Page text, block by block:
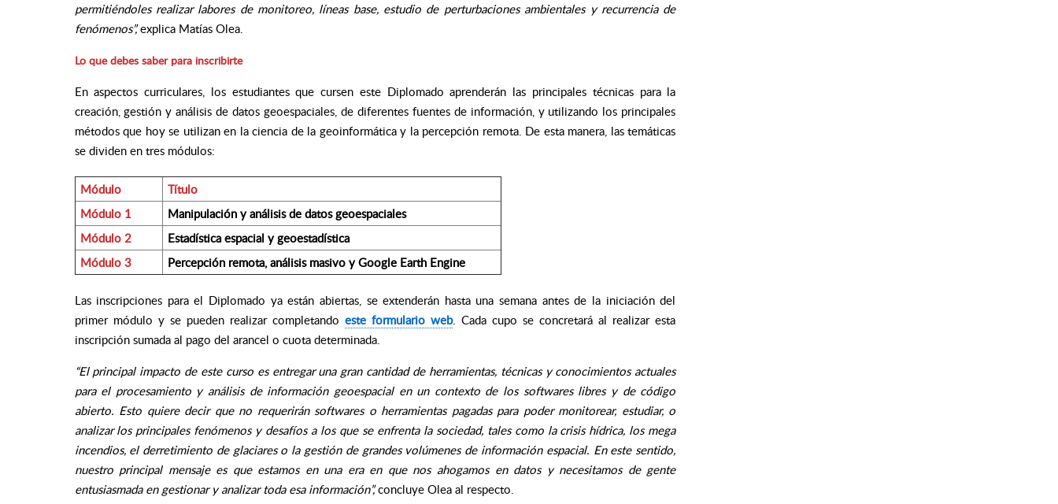
permitiéndoles realizar labores de monitoreo, líneas base, estudio de perturbaciones ambientales y recurrencia de
fenómenos”,explica Matías Olea.
Lo que debes saber para inscribirte
En aspectos curriculares, los estudiantes que cursen este Diplomado aprenderán las principales técnicas para la
creación, gestión y análisis de datos geoespaciales, de diferentes fuentes de información, y utilizando los principales
métodos que hoy se utilizan en la ciencia de la geoinformática y la percepción remota. De esta manera, las temáticas
se dividen en tres módulos:
Módulo
Título
Módulo 1
Manipulación y análisis de datos geoespaciales
Módulo 2
Estadística espacial y geoestadística
Módulo 3
Percepción remota, análisis masivo y Google Earth Engine
Las inscripciones para el Diplomado ya están abiertas, se extenderán hasta una semana antes de la iniciación del
primer módulo y se pueden realizar completando este formulario web. Cada cupo se concretará al realizar esta
inscripción sumada al pago del arancel o cuota determinada.
“El principal impacto de este curso es entregar una gran cantidad de herramientas, técnicas y conocimientos actuales
para el procesamiento y análisis de información geoespacial en un contexto de los softwares libres y de código
abierto. Esto quiere decir que no requerirán softwares o herramientas pagadas para poder monitorear, estudiar, o
analizar los principales fenómenos y desafíos a los que se enfrenta la sociedad, tales como la crisis hídrica, los mega
incendios, el derretimiento de glaciares o la gestión de grandes volúmenes de información espacial. En este sentido,
nuestro principal mensaje es que estamos en una era en que nos ahogamos en datos y necesitamos de gente
entusiasmada en gestionar y analizar toda esa información”,concluye Olea al respecto.